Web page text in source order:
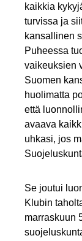
kaikkia
turvissa ja
kansallinen
Puheessa
vaikeuksien
Suomen
huolimatta
että
avaava
uhkasi, jos
Se joutui
Klubin
marraskuun